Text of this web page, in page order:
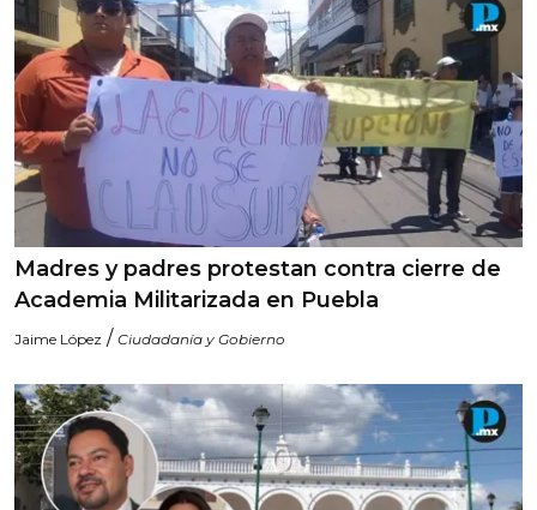
Madres y padres protestan contra cierre de
Academia Militarizada en Puebla
Jaime López / Ciudadanía y Gobierno